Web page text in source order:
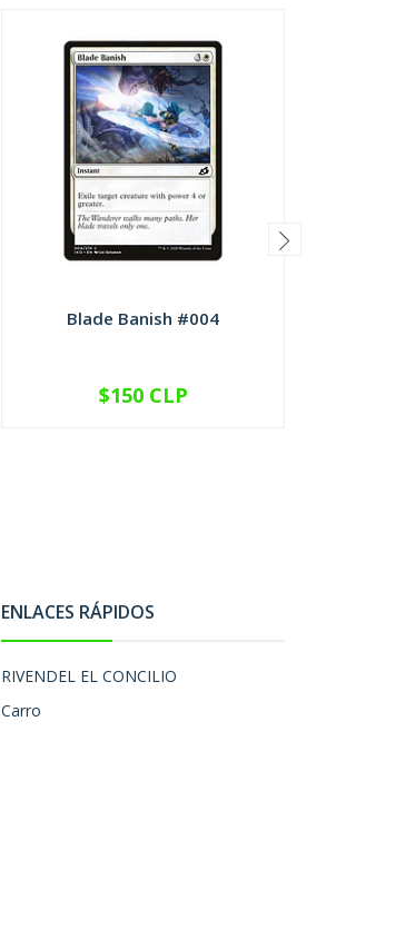
Blade Banish #004
VER OPCIONES
$150 CLP
ENLACES RÁPIDOS
RIVENDEL EL CONCILIO
Carro